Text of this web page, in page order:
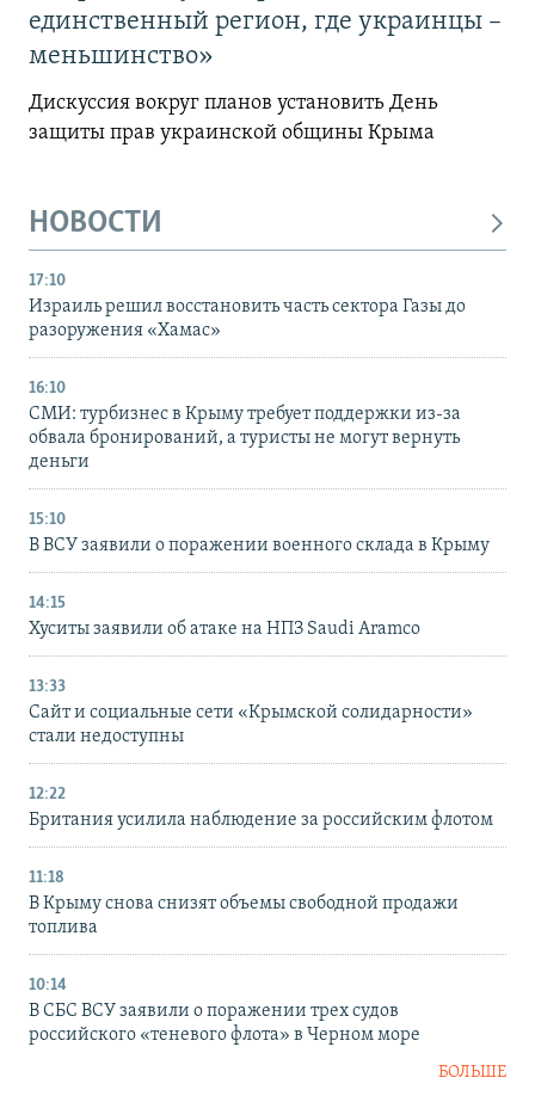
единственный регион, где украинцы –
меньшинство»
Дискуссия вокруг планов установить День
защиты прав украинской общины Крыма
НОВОСТИ
17:10
Израиль решил восстановить часть сектора Газы до
разоружения «Хамас»
16:10
СМИ: турбизнес в Крыму требует поддержки из-за
обвала бронирований, а туристы не могут вернуть
деньги
15:10
В ВСУ заявили о поражении военного склада в Крыму
14:15
Хуситы заявили об атаке на НПЗ Saudi Aramco
13:33
Сайт и социальные сети «Крымской солидарности»
стали недоступны
12:22
Британия усилила наблюдение за российским флотом
11:18
В Крыму снова снизят объемы свободной продажи
топлива
10:14
В СБС ВСУ заявили о поражении трех судов
российского «теневого флота» в Черном море
БОЛЬШЕ